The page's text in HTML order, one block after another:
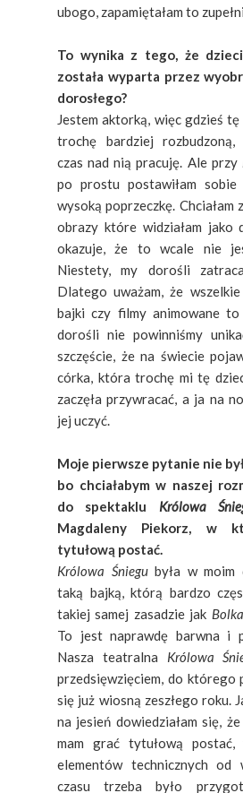
ubogo, zapamiętałam to
To wynika z tego, że
została wyparta przez
dorosłego?
Jestem aktorką, więc gdzieś
trochę bardziej rozbudzoną,
czas nad nią pracuję. Ale przy
po prostu postawiłam
wysoką poprzeczkę. Chciałam
obrazy które widziałam jako
okazuje, że to wcale nie
Niestety, my dorośli
Dlatego uważam, że
bajki czy filmy animowane
dorośli nie powinniśmy
szczęście, że na świecie
córka, która trochę mi tę
zaczęła przywracać, a ja na
jej uczyć.
Moje pierwsze pytanie nie
bo chciałabym w naszej
do spektaklu Królowa
Magdaleny Piekorz, w
tytułową postać.
Królowa Śniegubyła w moim
taką bajką, którą bardzo
takiej samej zasadzie jak
To jest naprawdę barwna i
Nasza teatralna Królowa
przedsięwzięciem, do którego
się już wiosną zeszłego roku.
na jesień dowiedziałam się,
mam grać tytułową
elementów technicznych
czasu trzeba było